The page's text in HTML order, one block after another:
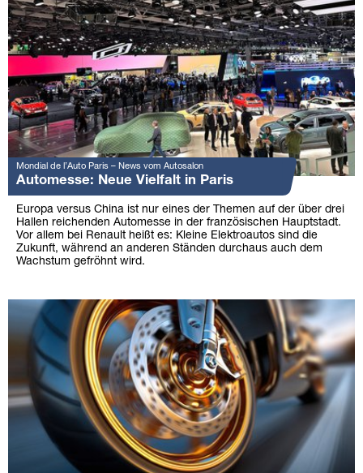
Mondial de l’Auto Paris – News vom Autosalon
Automesse: Neue Vielfalt in Paris
Europa versus China ist nur eines der Themen auf der über drei
Hallen reichenden Automesse in der französischen Hauptstadt.
Vor allem bei Renault heißt es: Kleine Elektroautos sind die
Zukunft, während an anderen Ständen durchaus auch dem
Wachstum gefröhnt wird.